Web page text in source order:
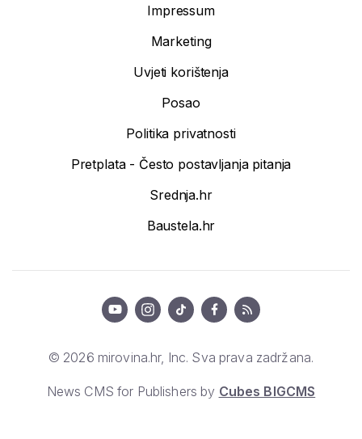
Impressum
Marketing
Uvjeti korištenja
Posao
Politika privatnosti
Pretplata - Često postavljanja pitanja
Srednja.hr
Baustela.hr
© 2026 mirovina.hr, Inc. Sva prava zadržana.
News CMS for Publishers by Cubes BIGCMS